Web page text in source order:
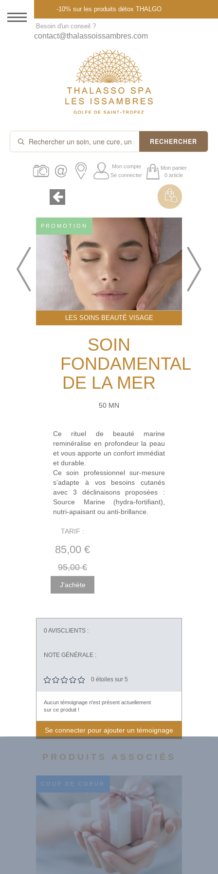
DESTINATION
THALASSO SPA
CURES ET FORFAITS
SOINS À LA CARTE
ABONNEMENTS
PROMOS
-10% sur les produits détox THALGO
Besoin d'un conseil ?
contact@thalassoissambres.com
RECHERCHER
Mon compte
Se connecter
Mon panier
0 article
PROMOTION
LES SOINS BEAUTÉ VISAGE
SOIN
FONDAMENTAL
DE LA MER
50 MN
Ce rituel de beauté marine
reminéralise en profondeur la peau
et vous apporte un confort immédiat
et durable.
Ce soin professionnel sur-mesure
s’adapte à vos besoins cutanés
avec 3 déclinaisons proposées :
Source Marine (hydra-fortifiant),
nutri-apaisant ou anti-brillance.
TARIF :
85,00 €
95,00 €
0AVISCLIENTS :
NOTE GÉNÉRALE :
0 étoiles sur 5
Aucun témoignage n'est présent actuellement
sur ce produit !
Se connecter pour ajouter un témoignage
PRODUITS ASSOCIÉS
COUP DE COEUR